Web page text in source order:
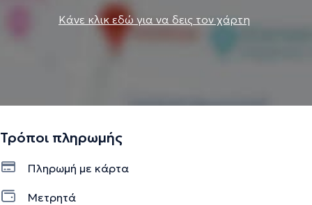
Κάνε κλικ εδώ για να δεις τον χάρτη
Τρόποι πληρωμής
Πληρωμή με κάρτα
Μετρητά